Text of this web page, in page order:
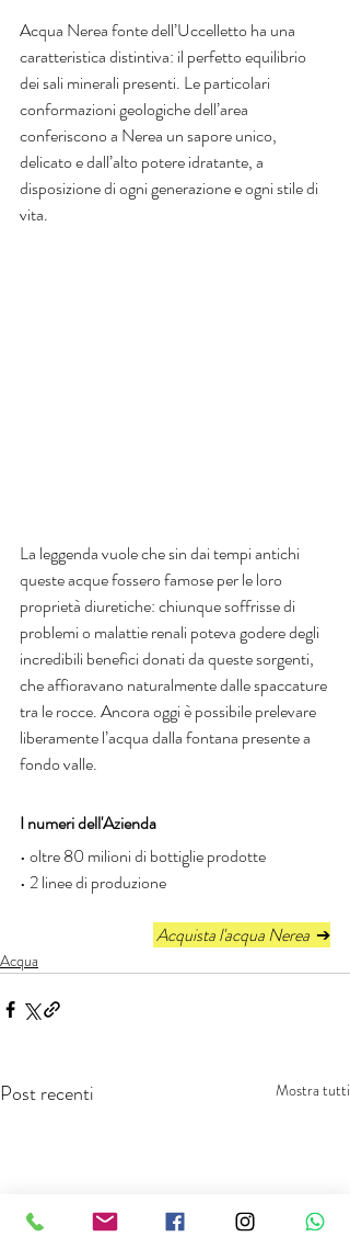
Acqua Nerea fonte dell’Uccelletto ha una
caratteristica distintiva: il perfetto equilibrio
dei sali minerali presenti. Le particolari
conformazioni geologiche dell’area
conferiscono a Nerea un sapore unico,
delicato e dall’alto potere idratante, a
disposizione di ogni generazione e ogni stile di
vita.
La leggenda vuole che sin dai tempi antichi
queste acque fossero famose per le loro
proprietà diuretiche: chiunque soffrisse di
problemi o malattie renali poteva godere degli
incredibili benefici donati da queste sorgenti,
che affioravano naturalmente dalle spaccature
tra le rocce. Ancora oggi è possibile prelevare
liberamente l’acqua dalla fontana presente a
fondo valle.
I numeri dell'Azienda
• oltre 80 milioni di bottiglie prodotte
• 2 linee di produzione
Acquista l'acqua Nerea ➔
Acqua
Post recenti Mostra tutti